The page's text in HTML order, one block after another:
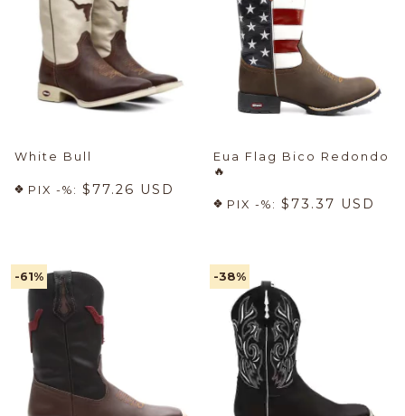
White Bull
PIX -%: $77.26 USD
Eua Flag Bico Redondo
🔥
PIX -%: $73.37 USD
-61% -38%